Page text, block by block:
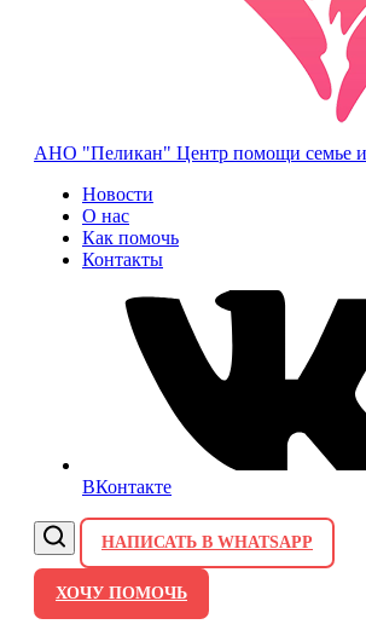
АНО "Пеликан" Центр помощи семье
Новости
О нас
Как помочь
Контакты
ВКонтакте
НАПИСАТЬ В WHATSAPP
ХОЧУ ПОМОЧЬ